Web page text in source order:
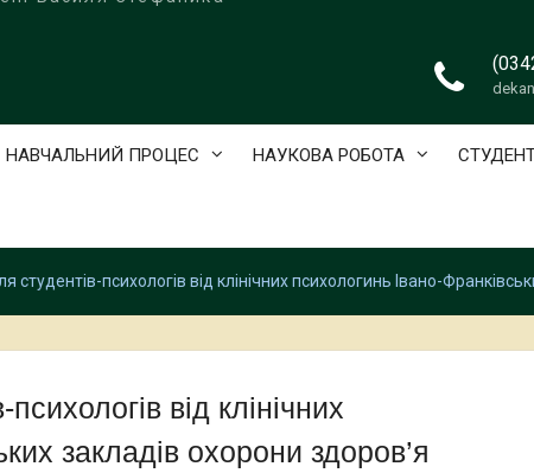
НАВЧАЛЬНИЙ ПРОЦЕС НАУКОВА РОБОТА
студентів-психологів від клінічних психологинь Івано-
від клінічних
закладів охорони здоров’я